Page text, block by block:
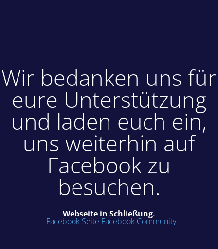
Wir bedanken uns für
eure Unterstützung
und laden euch ein,
uns weiterhin auf
Facebook zu
besuchen.
Webseite in Schließung.
Facebook Seite Facebook Community